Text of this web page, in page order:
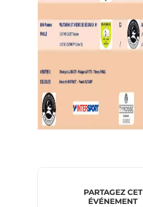
PARTAGEZ CET
ÉVÉNEMENT